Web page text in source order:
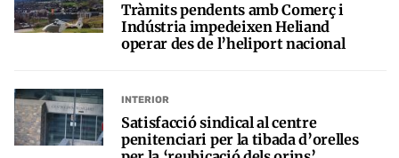
Tràmits pendents amb Comerç i
Indústria impedeixen Heliand
operar des de l’heliport nacional
INTERIOR
Satisfacció sindical al centre
penitenciari per la tibada d’orelles